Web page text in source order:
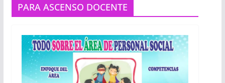
PARA ASCENSO DOCENTE